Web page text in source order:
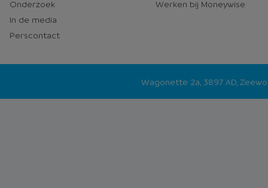
Onderzoek
In de media
Perscontact
Werken bij Moneywise
Wagonette 2a, 3897 AD,